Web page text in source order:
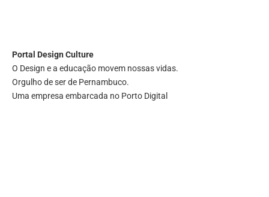
Portal Design Culture
O Design e a educação movem nossas vidas.
Orgulho de ser de Pernambuco.
Uma empresa embarcada no Porto Digital